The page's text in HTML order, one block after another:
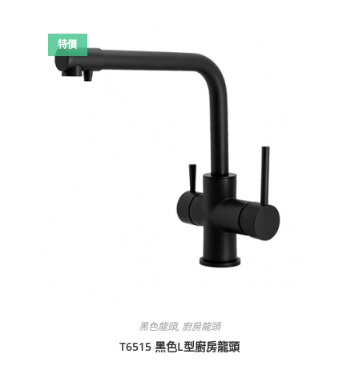
特價
黑色龍頭, 廚房龍頭
T6515 黑色L型廚房龍頭